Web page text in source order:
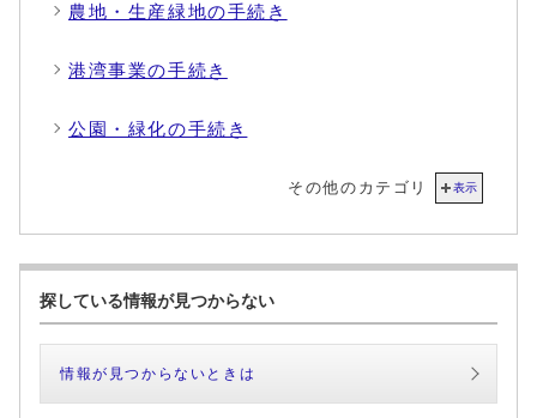
農地・生産緑地の手続き
港湾事業の手続き
公園・緑化の手続き
その他のカテゴリ 表示
探している情報が見つからない
情報が見つからないときは